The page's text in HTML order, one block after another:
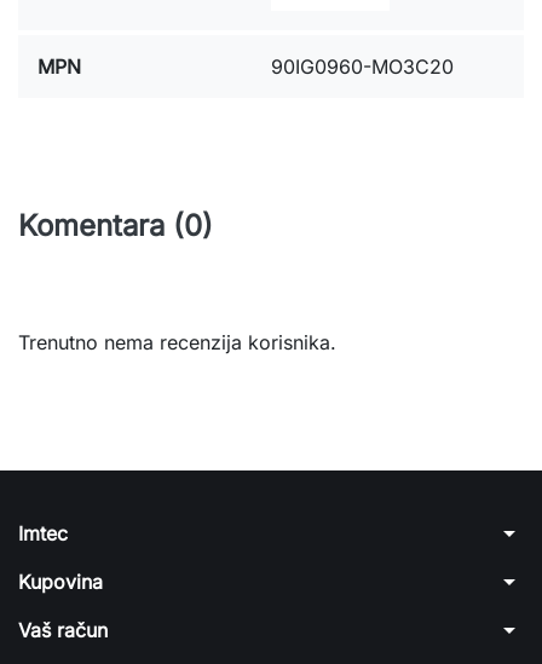
MPN 90IG0960-MO3C20
Komentara (0)
Trenutno nema recenzija korisnika.
Imtec arrow_drop_down
Kupovina arrow_drop_down
Vaš račun arrow_drop_down